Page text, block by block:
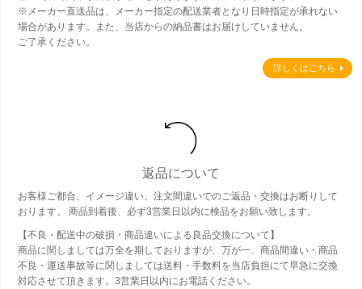
※メーカー直送品は、メーカー指定の配送業者となり日時指定が承れない
場合があります。また、当店からの納品書はお届けしていません。
ご了承ください。
詳しくはこちら
返品について
お客様ご都合、イメージ違い、注文間違いでのご返品・交換はお断りして
おります。 商品到着後、必ず3営業日以内に検品をお願い致します。
【不良・配送中の破損・商品違いによる良品交換について】
商品に関しましては万全を期しておりますが、万が一、商品間違い・商品
不良・運送事故等に関しましては送料・手数料を当店負担にて早急に交換
対応させて頂きます。3営業日以内にお電話ください。